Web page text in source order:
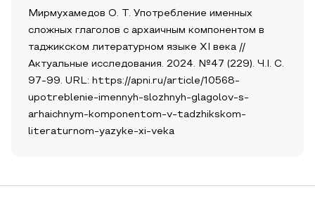
Мирмухамедов О. Т. Употребление именных
сложных глаголов с архаичным компонентом в
таджикском литературном языке XI века //
Актуальные исследования. 2024. №47 (229). Ч.I. С.
97-99. URL: https://apni.ru/article/10568-
upotreblenie-imennyh-slozhnyh-glagolov-s-
arhaichnym-komponentom-v-tadzhikskom-
literaturnom-yazyke-xi-veka